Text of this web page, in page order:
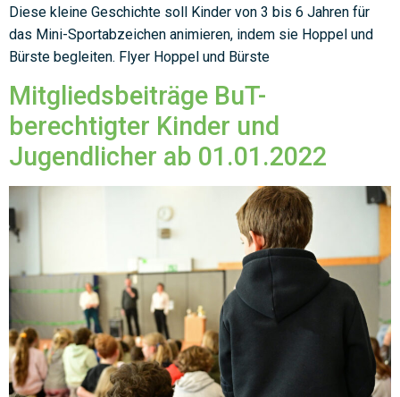
Diese kleine Geschichte soll Kinder von 3 bis 6 Jahren für
das Mini-Sportabzeichen animieren, indem sie Hoppel und
Bürste begleiten. Flyer Hoppel und Bürste
Mitgliedsbeiträge BuT-
berechtigter Kinder und
Jugendlicher ab 01.01.2022